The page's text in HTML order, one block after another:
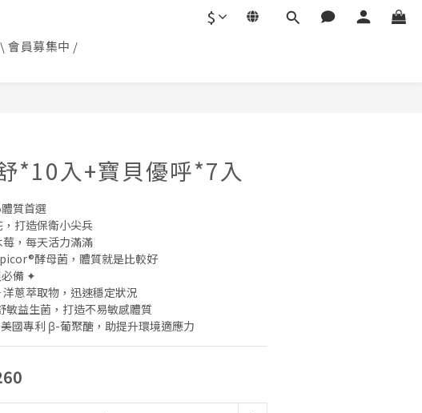
$
\ 會員募集中 /
*10入+寶貝優呼*7入
質首選
打造保衛小尖兵
，每天活力滿滿
酵母菌，體質就是比較好
備 ✦
洋蔥萃取物，迅速穩定狀況
敏益生菌，打造不易敏感體質
國專利 β-葡聚醣，助提升環境適應力